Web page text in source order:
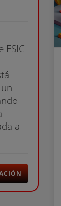
ESIC
a